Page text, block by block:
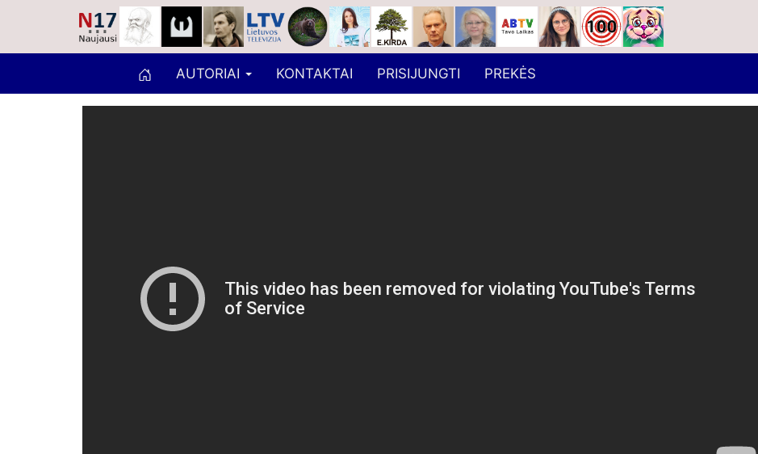
AUTORIAI KONTAKTAI PRISIJUNGTI PREKĖS